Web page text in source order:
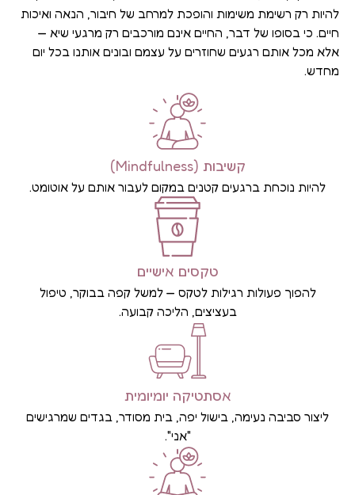
להיות רק רשימת משימות והופכת למרחב של חיבור, הנאה ואיכות
חיים. כי בסופו של דבר, החיים אינם מורכבים רק מרגעי שיא —
אלא מכל אותם רגעים שחוזרים על עצמם ובונים אותנו בכל יום
מחדש.
קשיבות (Mindfulness)
להיות נוכחת ברגעים קטנים במקום לעבור אותם על אוטומט.
טקסים אישיים
להפוך פעולות רגילות לטקס — למשל קפה בבוקר, טיפול
בעציצים, הליכה קבועה.
אסתטיקה יומיומית
ליצור סביבה נעימה, בישול יפה, בית מסודר, בגדים שמרגישים
"אני".